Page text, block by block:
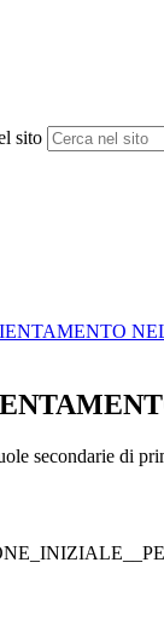
sito
secondarie di